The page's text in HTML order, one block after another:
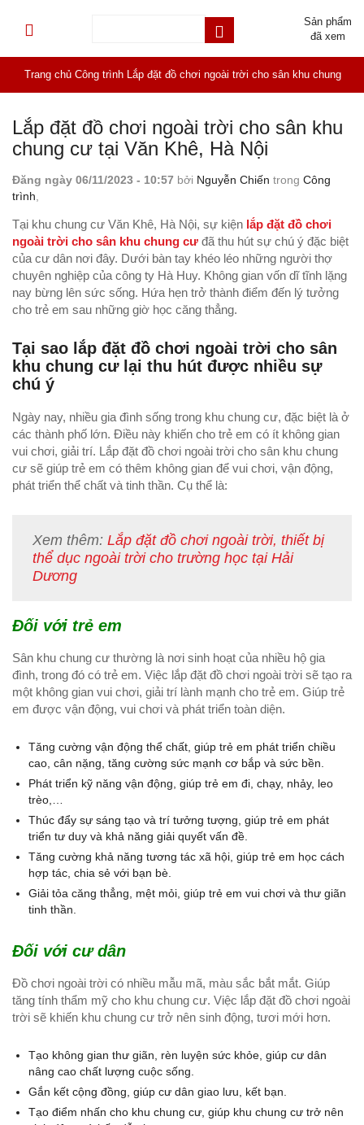
Sản phẩm
đã xem
Trang chủ Công trình Lắp đặt đồ chơi ngoài trời cho sân khu chung
Lắp đặt đồ chơi ngoài trời cho sân khu
chung cư tại Văn Khê, Hà Nội
Đăng ngày 06/11/2023 - 10:57 bởi Nguyễn Chiến trong Công
trình
Tại khu chung cư Văn Khê, Hà Nội, sự kiện lắp đặt đồ chơi
ngoài trời cho sân khu chung cư đã thu hút sự chú ý đặc biệt
của cư dân nơi đây. Dưới bàn tay khéo léo những người thợ
chuyên nghiệp của công ty Hà Huy. Không gian vốn dĩ tĩnh lặng
nay bừng lên sức sống. Hứa hẹn trở thành điểm đến lý tưởng
cho trẻ em sau những giờ học căng thẳng.
Tại sao lắp đặt đồ chơi ngoài trời cho sân
khu chung cư lại thu hút được nhiều sự
chú ý
Ngày nay, nhiều gia đình sống trong khu chung cư, đặc biệt là ở
các thành phố lớn. Điều này khiến cho trẻ em có ít không gian
vui chơi, giải trí. Lắp đặt đồ chơi ngoài trời cho sân khu chung
cư sẽ giúp trẻ em có thêm không gian để vui chơi, vận động,
phát triển thể chất và tinh thần. Cụ thể là:
Xem thêm: Lắp đặt đồ chơi ngoài trời, thiết bị
thể dục ngoài trời cho trường học tại Hải
Dương
Đối với trẻ em
Sân khu chung cư thường là nơi sinh hoạt của nhiều hộ gia
đình, trong đó có trẻ em. Việc lắp đặt đồ chơi ngoài trời sẽ tạo ra
một không gian vui chơi, giải trí lành mạnh cho trẻ em. Giúp trẻ
em được vận động, vui chơi và phát triển toàn diện.
Tăng cường vận động thể chất, giúp trẻ em phát triển chiều
cao, cân nặng, tăng cường sức mạnh cơ bắp và sức bền.
Phát triển kỹ năng vận động, giúp trẻ em đi, chạy, nhảy, leo
trèo,…
Thúc đẩy sự sáng tạo và trí tưởng tượng, giúp trẻ em phát
triển tư duy và khả năng giải quyết vấn đề.
Tăng cường khả năng tương tác xã hội, giúp trẻ em học cách
hợp tác, chia sẻ với bạn bè.
Giải tỏa căng thẳng, mệt mỏi, giúp trẻ em vui chơi và thư giãn
tinh thần.
Đối với cư dân
Đồ chơi ngoài trời có nhiều mẫu mã, màu sắc bắt mắt. Giúp
tăng tính thẩm mỹ cho khu chung cư. Việc lắp đặt đồ chơi ngoài
trời sẽ khiến khu chung cư trở nên sinh động, tươi mới hơn.
Tạo không gian thư giãn, rèn luyện sức khỏe, giúp cư dân
nâng cao chất lượng cuộc sống.
Gắn kết cộng đồng, giúp cư dân giao lưu, kết bạn.
Tạo điểm nhấn cho khu chung cư, giúp khu chung cư trở nên